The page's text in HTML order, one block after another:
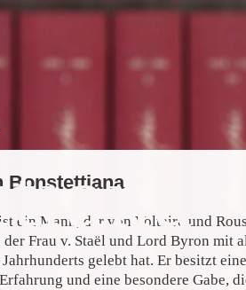
Bonstettiana
ein Mann, der von Voltaire und
der Frau v. Staël und Lord Byron mit
gelebt hat. Er besitzt eine
und eine besondere Gabe,